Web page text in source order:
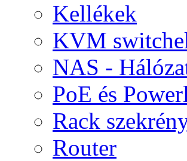
Kellékek
KVM
NAS -
PoE és
Rack
Router